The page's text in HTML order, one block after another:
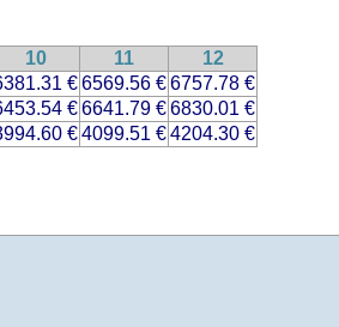
10 11
12
€6569.56 €6757.78 €
€6641.79 €6830.01 €
€4099.51 €4204.30 €